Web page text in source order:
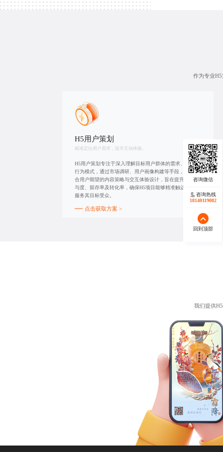
作为专业
H5用户策划
精准定位用户需求，提升互动体验。
H5用户策划专注于深入理解目标用户群体的需求、偏好及
行为模式，通过市场调研、用户画像构建等手段，制定符
合用户期望的内容策略与交互体验设计，旨在提升用户参
与度、留存率及转化率，确保H5项目能够精准触达并有效
服务其目标受众。
点击获取方案 >
我们提供
咨询热线
18140119082
回到顶部